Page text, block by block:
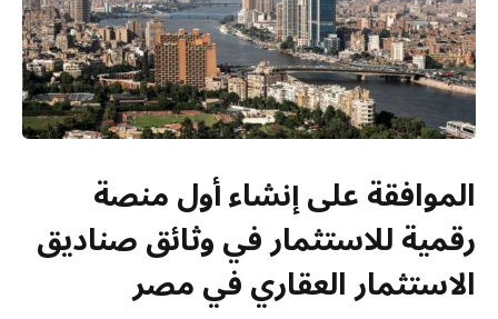
الموافقة على إنشاء أول منصة
رقمية للاستثمار في وثائق صناديق
الاستثمار العقاري في مصر